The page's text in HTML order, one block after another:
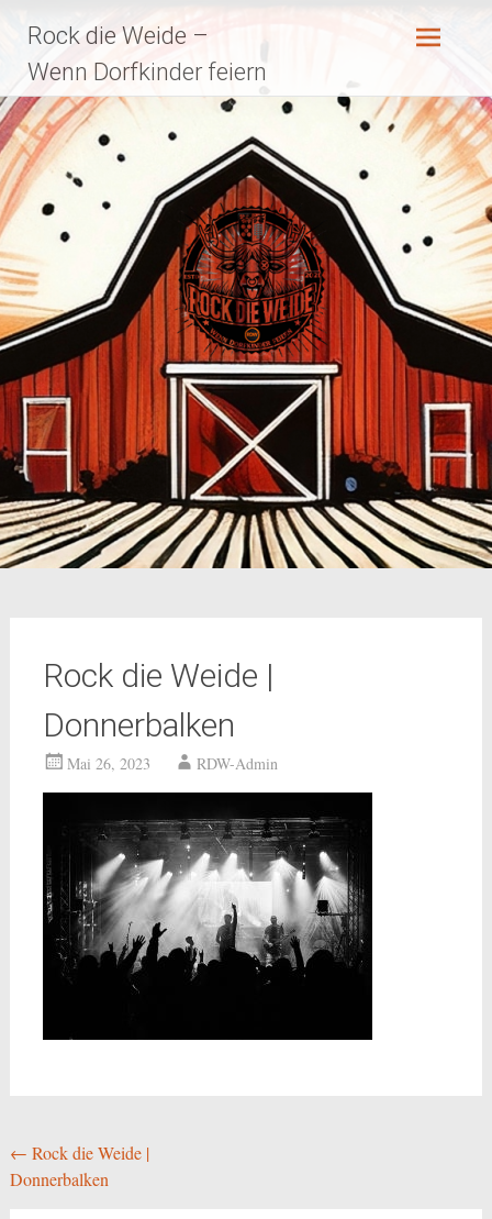
Inhalt
springen
Rock die Weide –
Wenn Dorfkinder feiern
Rock die Weide |
Donnerbalken
Mai 26, 2023 RDW-Admin
Beitragsnavigation
← Rock die Weide |
Donnerbalken